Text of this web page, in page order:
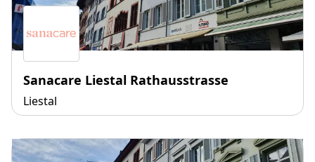
Sanacare Liestal Rathausstrasse
Liestal